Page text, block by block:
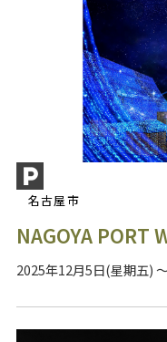
名古屋市
NAGOYA PORT
2025年12月5日(星期五)